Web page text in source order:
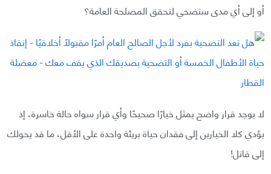
أو إلى أي مدى ستضحي لتحقق المصلحة العامة؟
لا يوجد قرار واضح يمثل خيارًا صحيحًا وأي قرار سواه حالة خاسرة، إذ
يؤدي كلا الخيارين إلى فقدان حياة بريئة واحدة على الأقل، ما قد يحولك
إلى قاتل!